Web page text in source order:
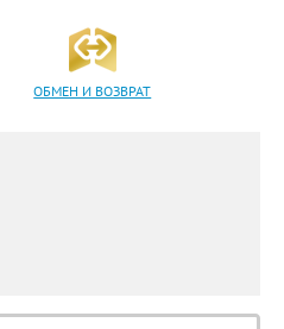
ОБМЕН И ВОЗВРАТ